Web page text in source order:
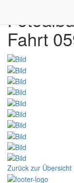
Fahrt
Zurück zur Übersicht